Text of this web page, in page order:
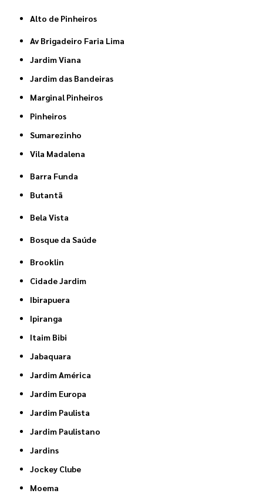
Alto de Pinheiros
Av Brigadeiro Faria Lima
Jardim Viana
Jardim das Bandeiras
Marginal Pinheiros
Pinheiros
Sumarezinho
Vila Madalena
Barra Funda
Butantã
Bela Vista
Bosque da Saúde
Brooklin
Cidade Jardim
Ibirapuera
Ipiranga
Itaim Bibi
Jabaquara
Jardim América
Jardim Europa
Jardim Paulista
Jardim Paulistano
Jardins
Jockey Clube
Moema